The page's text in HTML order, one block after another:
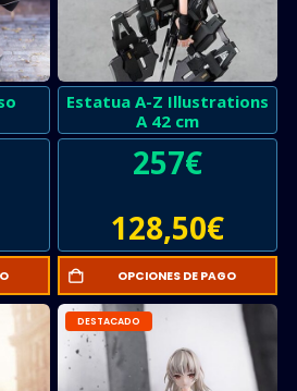
Estatua A-Z Illustrations
A 42 cm
257€
128,50€
OPCIONES DE PAGO
DESTACADO